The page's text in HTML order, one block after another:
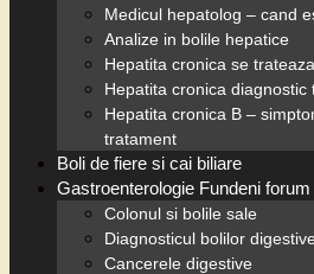
Medicul hepatolog – cand
Analize in bolile hepatice
Hepatita cronica se
Hepatita cronica diagnostic
Hepatita cronica B –
tratament
Boli de fiere si cai biliare
Gastroenterologie Fundeni forum
Colonul si bolile sale
Diagnosticul bolilor digestive
Cancerele digestive